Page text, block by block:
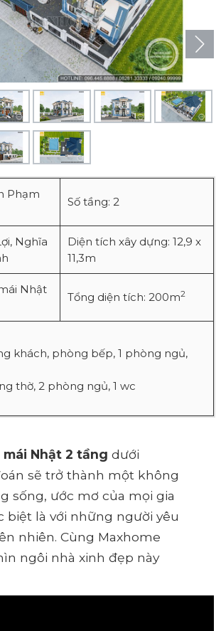
Phạm
Số tầng: 2
Nghĩa
Diện tích xây dựng: 12,9 x
11,3m
Nhật
Tổng diện tích: 200m2
khách, phòng bếp, 1 phòng ngủ,
thờ, 2 phòng ngủ, 1 wc
mái Nhật 2 tầng dưới
sẽ trở thành một không
sống, ước mơ của mọi gia
biệt là với những người yêu
nhiên. Cùng Maxhome
ngôi nhà xinh đẹp này